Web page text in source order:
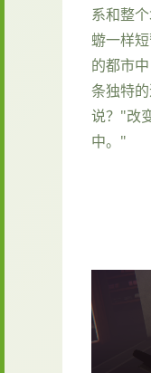
系和整
蝣一样
的都市
条独特
说？"改
中。"